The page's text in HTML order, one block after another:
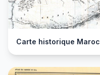
Carte historique Maroc